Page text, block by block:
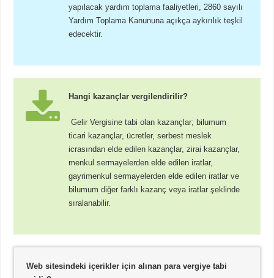
yapılacak yardım toplama faaliyetleri, 2860 sayılı
Yardım Toplama Kanununa açıkça aykırılık teşkil
edecektir.
Hangi kazançlar vergilendirilir?
Gelir Vergisine tabi olan kazançlar; bilumum
ticari kazançlar, ücretler, serbest meslek
icrasından elde edilen kazançlar, zirai kazançlar,
menkul sermayelerden elde edilen iratlar,
gayrimenkul sermayelerden elde edilen iratlar ve
bilumum diğer farklı kazanç veya iratlar şeklinde
sıralanabilir.
Web sitesindeki içerikler için alınan para vergiye tabi